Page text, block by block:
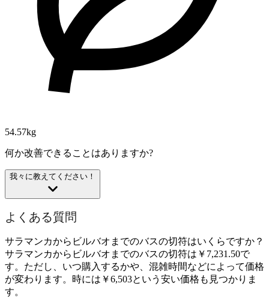
54.57kg
何か改善できることはありますか?
我々に教えてください！
よくある質問
サラマンカからビルバオまでのバスの切符はいくらですか？
サラマンカからビルバオまでのバスの切符は￥7,231.50で
す。ただし、いつ購入するかや、混雑時間などによって価格
が変わります。時には￥6,503という安い価格も見つかりま
す。